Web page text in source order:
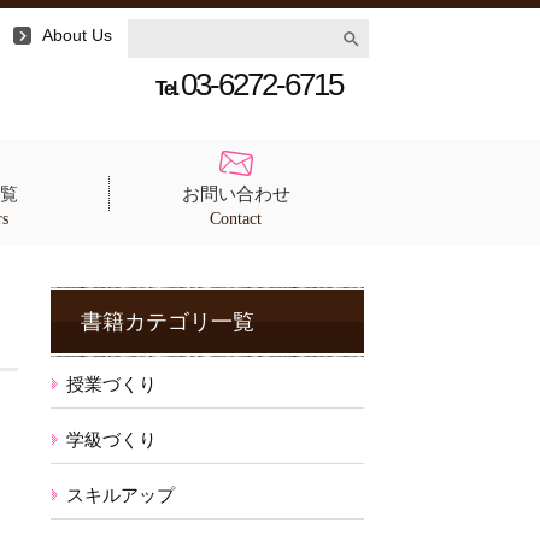
About Us
Tel. 03-6272-6715
お問い合わせ
Contact
書籍カテゴリ一覧
授業づくり
学級づくり
スキルアップ